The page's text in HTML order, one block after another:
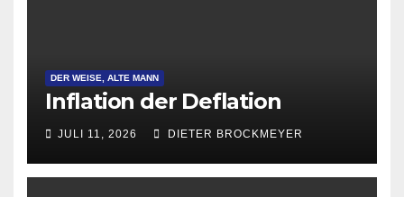
DER WEISE, ALTE MANN
Inflation der Deflation
JULI 11, 2026 DIETER BROCKMEYER